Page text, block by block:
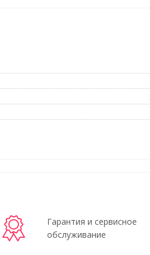
Гарантия и сервисное
обслуживание